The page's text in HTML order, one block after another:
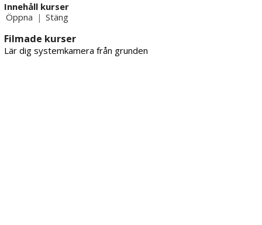
Innehåll kurser
Öppna | Stäng
Filmade kurser
Lär dig systemkamera från grunden